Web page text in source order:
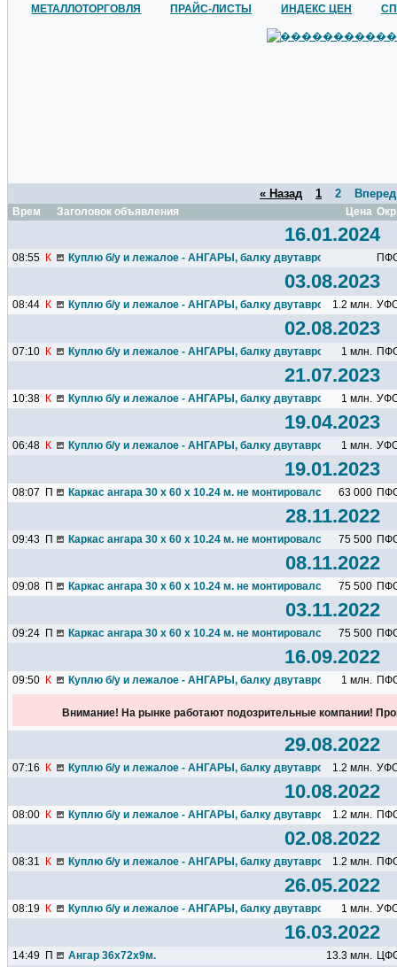
МЕТАЛЛОТОРГОВЛЯ ПРАЙС-ЛИСТЫ ИНДЕКС ЦЕН
« Назад 1 2
Время Заголовок объявления Цена
16.01.2024
08:55 К Куплю б/у и лежалое - АНГАРЫ, балку двутавровую,
03.08.2023
08:44 К Куплю б/у и лежалое - АНГАРЫ, балку двутавровую,1.2 млн.
02.08.2023
07:10 К Куплю б/у и лежалое - АНГАРЫ, балку двутавровую,1 млн.
21.07.2023
10:38 К Куплю б/у и лежалое - АНГАРЫ, балку двутавровую,1 млн.
19.04.2023
06:48 К Куплю б/у и лежалое - АНГАРЫ, балку двутавровую,1 млн.
19.01.2023
08:07 П Каркас ангара 30 х 60 х 10.24 м. не монтировался. 63 000
28.11.2022
09:43 П Каркас ангара 30 х 60 х 10.24 м. не монтировался. 75 500
08.11.2022
09:08 П Каркас ангара 30 х 60 х 10.24 м. не монтировался. 75 500
03.11.2022
09:24 П Каркас ангара 30 х 60 х 10.24 м. не монтировался. 75 500
16.09.2022
09:50 К Куплю б/у и лежалое - АНГАРЫ, балку двутавровую,1 млн.
Внимание! На рынке работают подозрительные компании!
29.08.2022
07:16 К Куплю б/у и лежалое - АНГАРЫ, балку двутавровую,1.2 млн.
10.08.2022
08:00 К Куплю б/у и лежалое - АНГАРЫ, балку двутавровую,1.2 млн.
02.08.2022
08:31 К Куплю б/у и лежалое - АНГАРЫ, балку двутавровую,1.2 млн.
26.05.2022
08:19 К Куплю б/у и лежалое - АНГАРЫ, балку двутавровую,1 млн.
16.03.2022
14:49 П Ангар 36х72х9м. 13.3 млн.